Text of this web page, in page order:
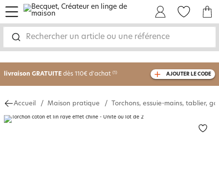
Rechercher un article ou une référence
menu
-30% sur votre commandedès 2 articles
livraison GRATUITE dès 110€ d'achat (1) AJOUTER LE CODE
Accueil Maison pratique Torchons, essuie-mains, tablier,